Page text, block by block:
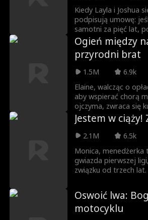
Kiedy Layla i Joshua
podpisują umowę:
samotni za pięć lat,
później, po tym jak
najgorętszym i
kuchni na świecie,
szefa kuchni w
Layla. Joshua chce,
umowy, ale Layla, z
stanu zdrowia,
zaręczona. Mimo to,
nieodparta chemia, a
stają się trudne do
odkryje kłamstwo
naprawdę być
zwycięży wszystko?
Ogień między
przyrodni brat
1.5M
6.9k
Elaine, walcząc o
aby wspierać chorą
ojczyma, zwraca się
tancerka na
ulicznych. Jednak los
przypadkowo
mistrza świata w
swojego
swoją dziewictwo.
Jestem w ciąży!
2.1M
6.5k
Monica, menedżerka
gwiazda pierwszej
związku od trzech
Adonis ani razu nie
do niej. Monica, teraz
zakończyć ten
Oswoić lwa:
motocyklu